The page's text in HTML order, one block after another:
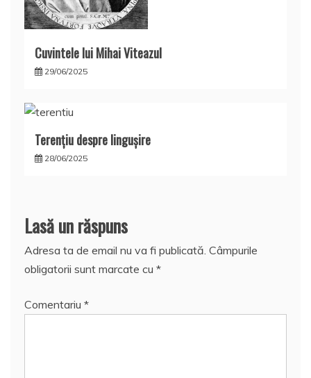
Cuvintele lui Mihai Viteazul
29/06/2025
Terențiu despre lingușire
28/06/2025
Lasă un răspuns
Adresa ta de email nu va fi publicată. Câmpurile
obligatorii sunt marcate cu *
Comentariu *